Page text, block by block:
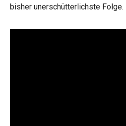
bisher unerschütterlichste Folge.